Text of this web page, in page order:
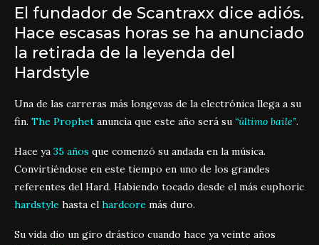
El fundador de Scantraxx dice adiós.
Hace escasas horas se ha anunciado
la retirada de la leyenda del
Hardstyle
Una de las carreras más longevas de la electrónica llega a su
fin. The Prophet anuncia que este año será su “último baile”.
Hace ya 35 años que comenzó su andada en la música.
Convirtiéndose en este tiempo en uno de los grandes
referentes del Hard. Habiendo tocado desde el más euphoric
hardstyle hasta el hardcore más duro.
Su vida dio un giro drástico cuando hace ya veinte años